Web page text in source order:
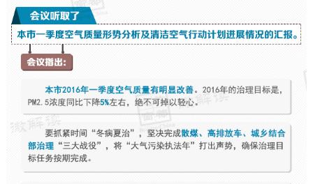
个人服务
便民服务 利企服务 投资项目
中介服务 阳光政务
政民互动
12345网上接诉即办